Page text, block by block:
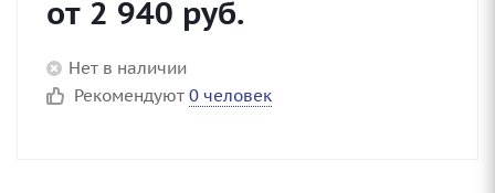
от 2 940 руб.
Нет в наличии
Рекомендуют 0 человек